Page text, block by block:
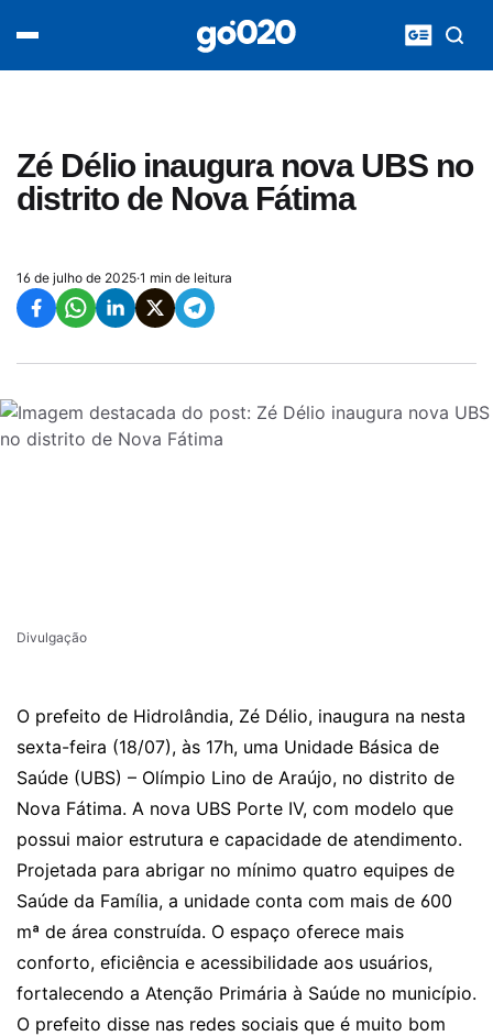
Zé Délio inaugura nova UBS no
distrito de Nova Fátima
16 de julho de 2025·1 min de leitura
Divulgação
O prefeito de Hidrolândia, Zé Délio, inaugura na nesta
sexta-feira (18/07), às 17h, uma Unidade Básica de
Saúde (UBS) – Olímpio Lino de Araújo, no distrito de
Nova Fátima. A nova UBS Porte IV, com modelo que
possui maior estrutura e capacidade de atendimento.
Projetada para abrigar no mínimo quatro equipes de
Saúde da Família, a unidade conta com mais de 600
mª de área construída. O espaço oferece mais
conforto, eficiência e acessibilidade aos usuários,
fortalecendo a Atenção Primária à Saúde no município.
O prefeito disse nas redes sociais que é muito bom
acontece agora
entretenimento
vídeos
pod020